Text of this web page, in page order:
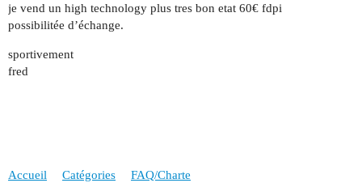
je vend un high technology plus tres bon etat 60€ fdpi
possibilitée d’échange.
sportivement
fred
Accueil Catégories FAQ/Charte